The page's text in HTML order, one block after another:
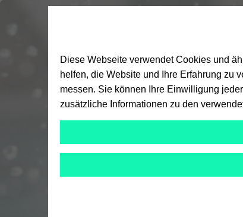
Diese Webseite verwendet Cookies und
helfen, die Website und Ihre Erfahrung zu
messen. Sie können Ihre Einwilligung
zusätzliche Informationen zu den